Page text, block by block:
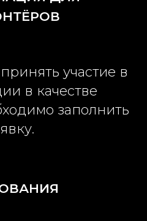
участие в
в качестве
заполнить